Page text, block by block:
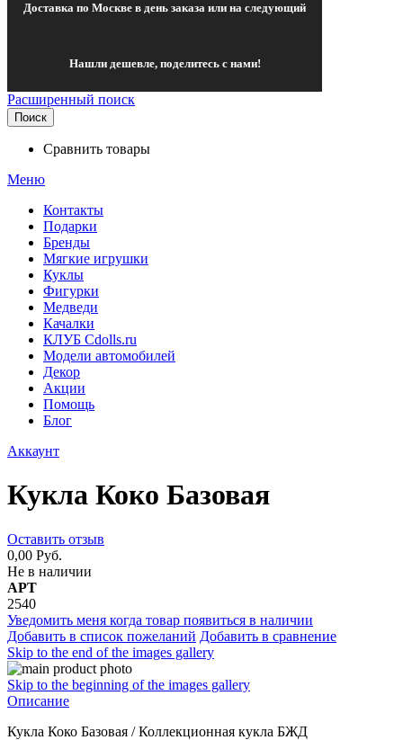
Доставка по Москве в день заказа или на следующий
Нашли дешевле, поделитесь с нами!
Расширенный поиск
Поиск
Сравнить товары
Меню
Контакты
Подарки
Бренды
Мягкие игрушки
Куклы
Фигурки
Медведи
Качалки
КЛУБ Cdolls.ru
Модели автомобилей
Декор
Акции
Помощь
Блог
Аккаунт
Кукла Коко Базовая
Оставить отзыв
0,00 Руб.
Не в наличии
АРТ
2540
Уведомить меня когда товар появиться в наличии
Добавить в список пожеланий Добавить в сравнение
Skip to the end of the images gallery
Skip to the beginning of the images gallery
Описание
Кукла Коко Базовая / Коллекционная кукла БЖД